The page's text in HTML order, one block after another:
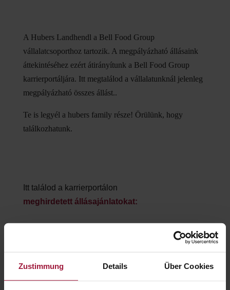
Zustimmung Details Über Cookies
A Hubers Landhendl a Bell Food Group
vállalatcsoporthoz tartozik. A megpályázható állásaink
áttekintéséhez ezért átirányítunk a Bell Food Group
karrierportáljára. Itt megtalálod a vállalatunknál jelenleg
megpályázható összes állást..
Te is legyél a hubers family része! Örülünk, hogy
találkozhatunk.
Itt találod a karrierportálon
meghirdetett állásajánlatokat: